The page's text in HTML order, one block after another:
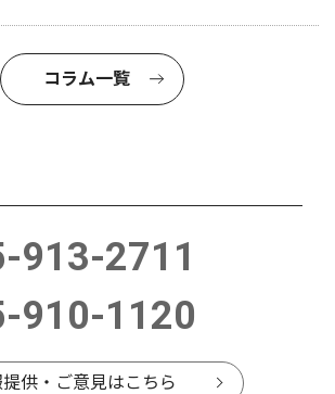
コラム一覧
913-2711
910-1120
供・ご意見はこちら